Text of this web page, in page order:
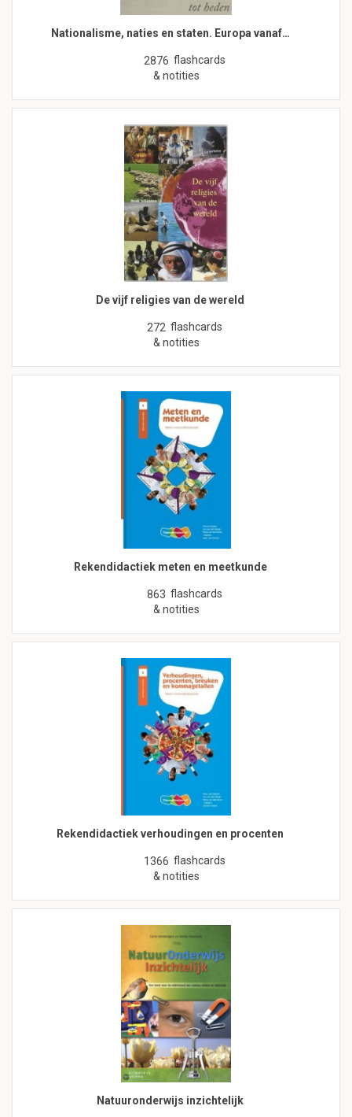
Nationalisme, naties en staten. Europa vanaf…
2876 flashcards
& notities
De vijf religies van de wereld
272 flashcards
& notities
Rekendidactiek meten en meetkunde
863 flashcards
& notities
Rekendidactiek verhoudingen en procenten
1366 flashcards
& notities
Natuuronderwijs inzichtelijk